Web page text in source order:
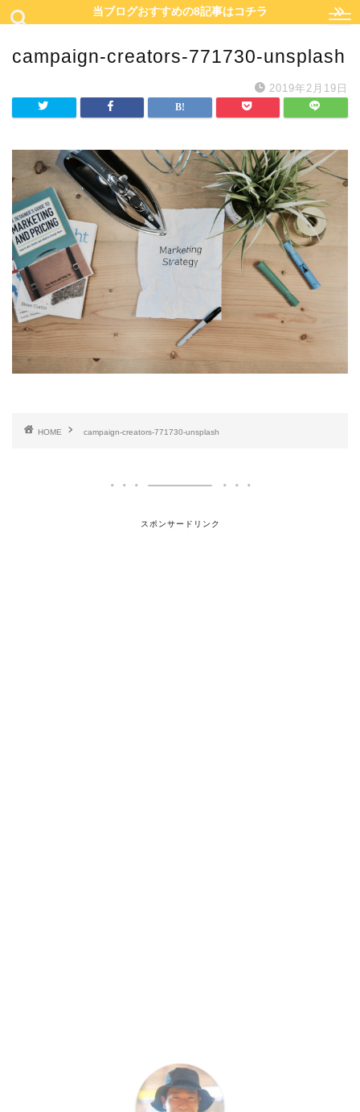
当ブログおすすめの8記事はコチラ
campaign-creators-771730-unsplash
2019年2月19日
HOME campaign-creators-771730-unsplash
スポンサードリンク